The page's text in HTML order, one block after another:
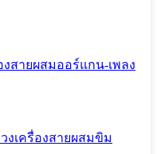
งสายผสมออร์แกน-เพลง
งเครื่องสายผสมขิม